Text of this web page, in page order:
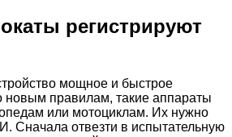
регистрируют
мощное и быстрое
новым правилам, такие аппараты
или мотоциклам. Их нужно
Сначала отвезти в испытательную